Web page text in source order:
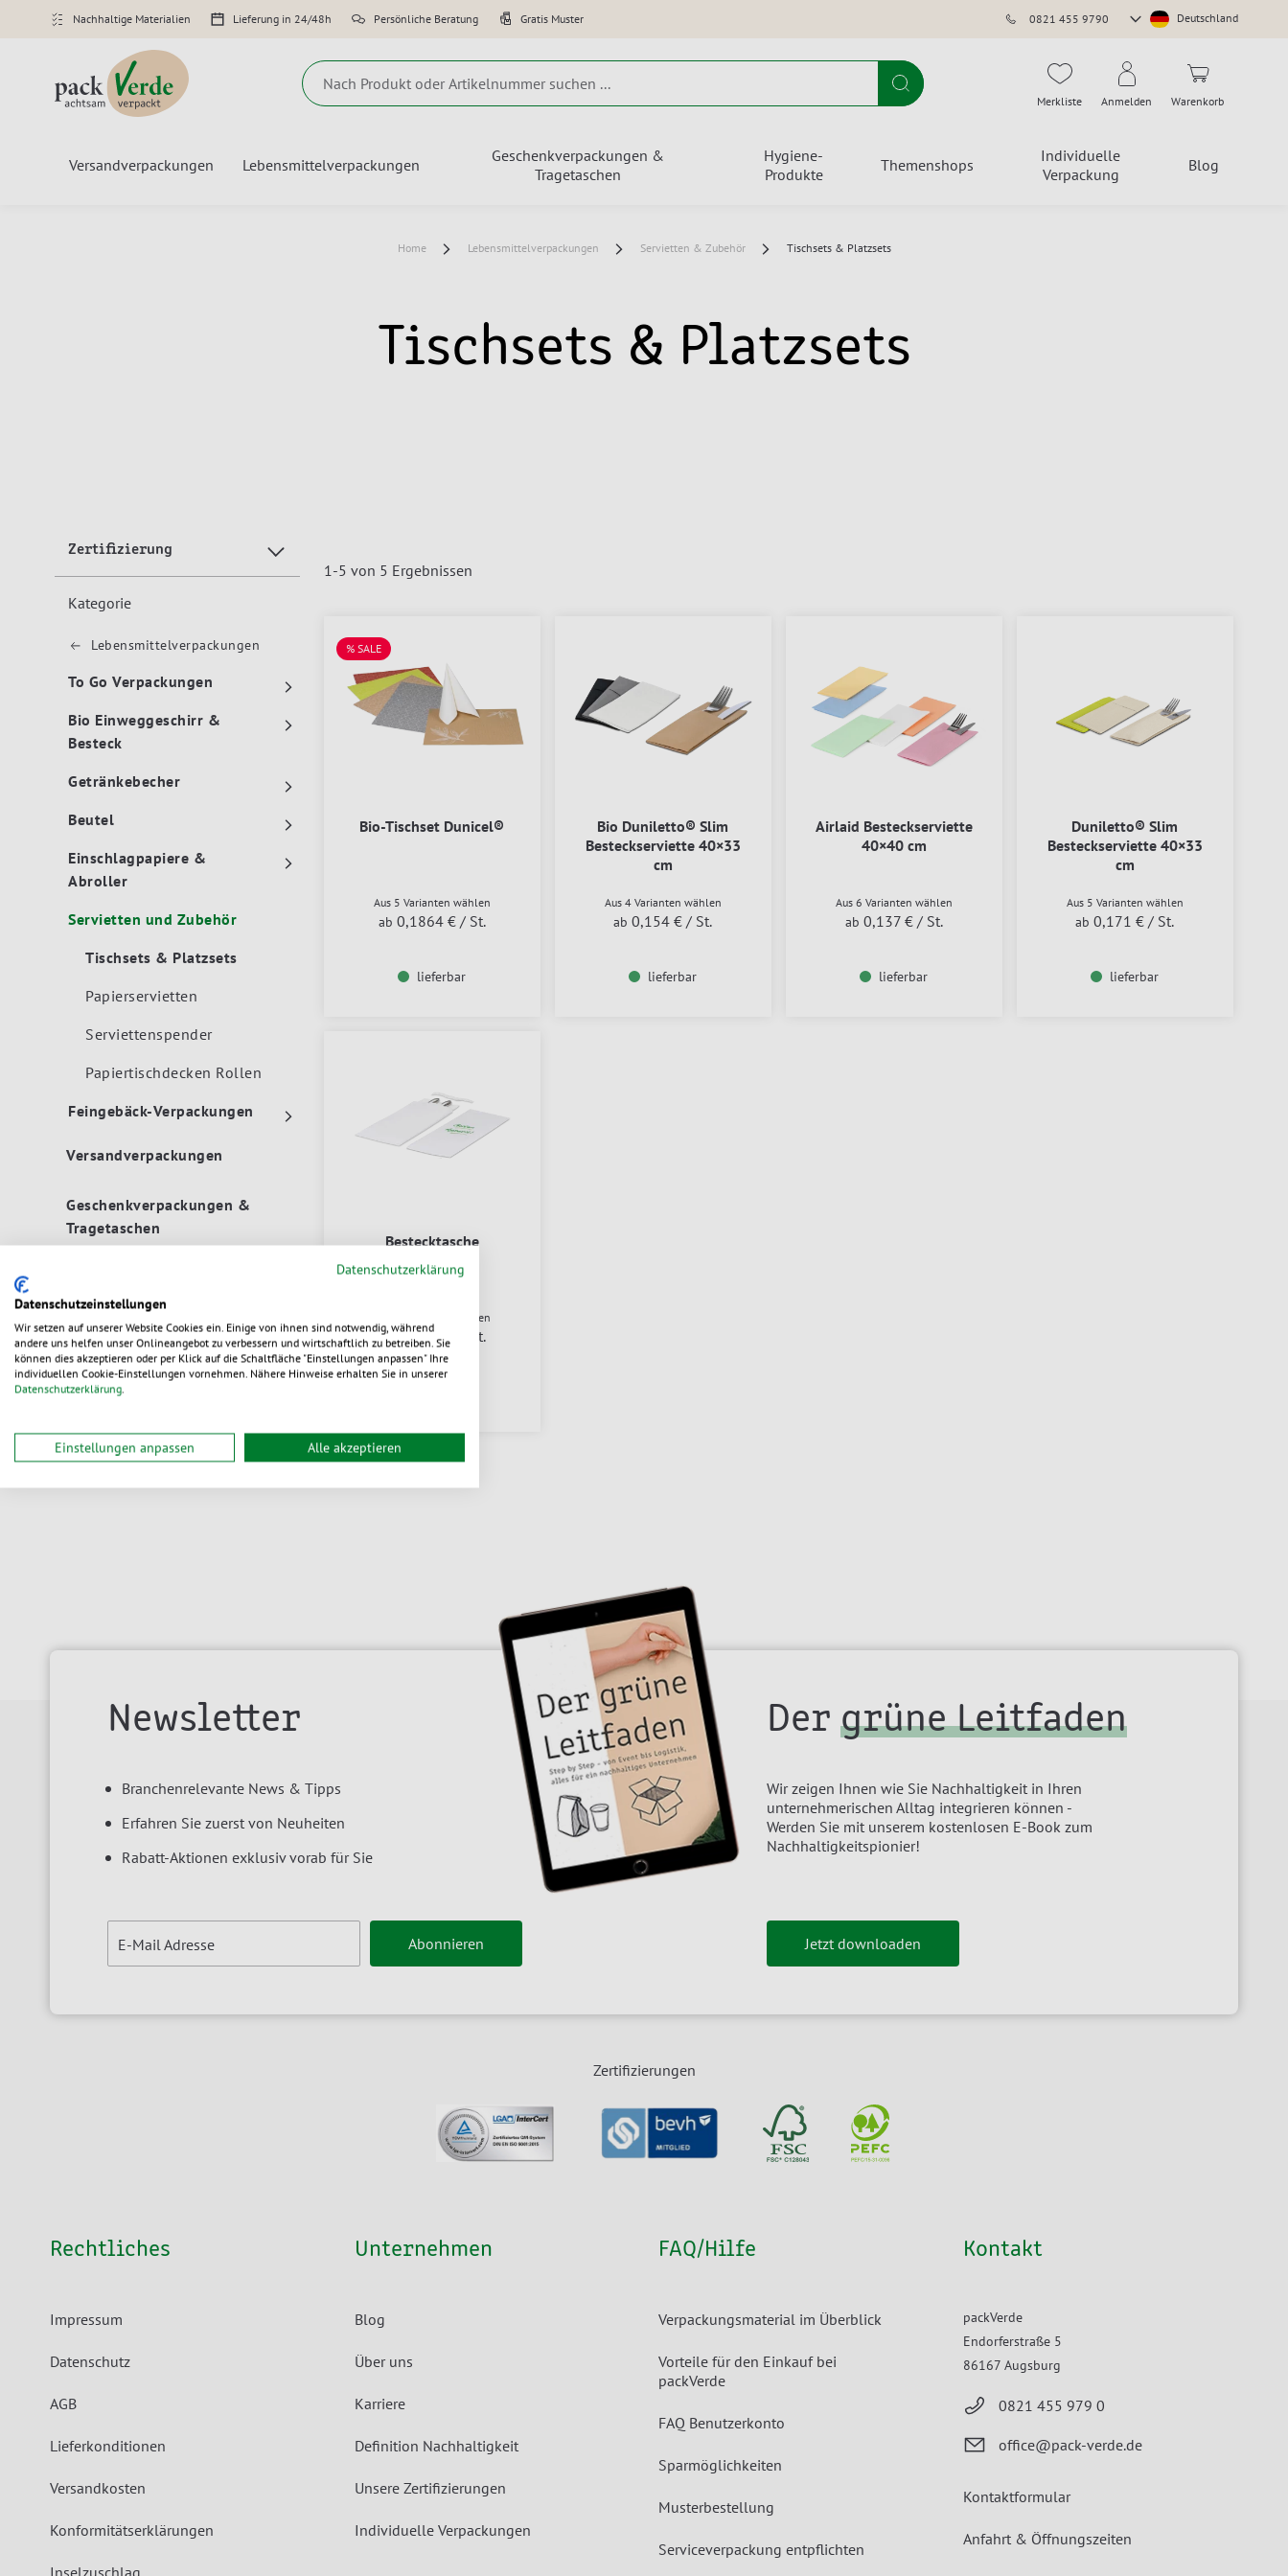
Nachhaltige Materialien Lieferung in 24/48h Persönliche Beratung Gratis Muster 0821 455 9790
Store
Deutschland
Suche Merkliste Anmelden Warenkorb
Versandverpackungen Lebensmittelverpackungen
Geschenkverpackungen &
Tragetaschen
Hygiene-
Produkte
Themenshops
Individuelle
Verpackung
Blog
Home Lebensmittelverpackungen Servietten & Zubehör Tischsets & Platzsets
Tischsets & Platzsets
1-5 von 5 Ergebnissen
% SALE
Bio-Tischset Dunicel®
Aus 5 Varianten wählen
ab 0,1864 € / St.
lieferbar
Bio Duniletto® Slim
Besteckserviette 40×33
cm
Aus 4 Varianten wählen
ab 0,154 € / St.
lieferbar
Airlaid Besteckserviette
40×40 cm
Aus 6 Varianten wählen
ab 0,137 € / St.
lieferbar
Duniletto® Slim
Besteckserviette 40×33
cm
Aus 5 Varianten wählen
ab 0,171 € / St.
lieferbar
Bestecktasche
Aus 2 Varianten wählen
ab 0,0636 € / St.
Kategorie
Lebensmittelverpackungen
To Go Verpackungen
Bio Einweggeschirr &
Besteck
Getränkebecher
Beutel
Einschlagpapiere &
Abroller
Servietten und Zubehör
Papierservietten
Serviettenspender
Tischsets & Platzsets
Papiertischdecken Rollen
Feingebäck-Verpackungen
Versandverpackungen
Geschenkverpackungen &
Tragetaschen
Themenshops
Zertifizierung
Newsletter
Branchenrelevante News & Tipps
Erfahren Sie zuerst von Neuheiten
Rabatt-Aktionen exklusiv vorab für Sie
E-Mail Adresse Abonnieren
Der grüne Leitfaden
Wir zeigen Ihnen wie Sie Nachhaltigkeit in Ihren
unternehmerischen Alltag integrieren können -
Werden Sie mit unserem kostenlosen E-Book zum
Nachhaltigkeitspionier!
Jetzt downloaden
Zertifizierungen
Rechtliches
Impressum
Datenschutz
AGB
Lieferkonditionen
Versandkosten
Konformitätserklärungen
Inselzuschlag
Unternehmen
Blog
Über uns
Karriere
Definition Nachhaltigkeit
Unsere Zertifizierungen
Individuelle Verpackungen
FAQ/Hilfe
Verpackungsmaterial im Überblick
Vorteile für den Einkauf bei
packVerde
FAQ Benutzerkonto
Sparmöglichkeiten
Musterbestellung
Serviceverpackung entpflichten
Kontakt
packVerde
Endorferstraße 5
86167 Augsburg
0821 455 979 0
office@pack-verde.de
Kontaktformular
Anfahrt & Öffnungszeiten
Datenschutzerklärung
Datenschutzeinstellungen
Wir setzen auf unserer Website Cookies ein. Einige von ihnen sind notwendig, während
andere uns helfen unser Onlineangebot zu verbessern und wirtschaftlich zu betreiben. Sie
können dies akzeptieren oder per Klick auf die Schaltfläche "Einstellungen anpassen" Ihre
individuellen Cookie-Einstellungen vornehmen. Nähere Hinweise erhalten Sie in unserer
Datenschutzerklärung.
Einstellungen anpassen Alle akzeptieren